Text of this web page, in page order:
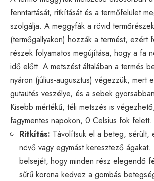
fenntartását, ritkítását és a termőfelület
szolgálja. A meggyfák a rövid
(termőgallyakon) hozzák a termést, ezért
részek folyamatos megújítása, hogy a fa
idő előtt. A metszést általában a termés
nyáron (július-augusztus) végezzük, mert
gutaütés veszélye, és a sebek
Kisebb mértékű, téli metszés is
fagymentes napokon, 0 Celsius fok felett.
Ritkítás: Távolítsuk el a beteg, sérült,
növő vagy egymást keresztező ágakat.
belsejét, hogy minden rész elegendő
sűrű korona kedvez a gombás